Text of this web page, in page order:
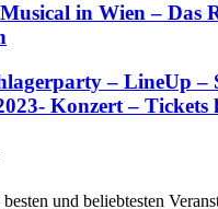
in Wien – Das
– LineUp –
Konzert – Tickets
und beliebtesten